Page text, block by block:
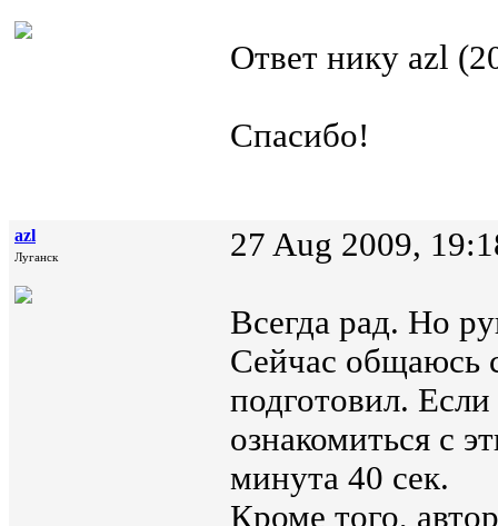
Ответ нику azl
Спасибо!
azl
Луганск 27 Aug 2009,
Всегда рад. Но
Сейчас общаюсь
подготовил.
ознакомиться с
минута 40 сек.
Кроме того,